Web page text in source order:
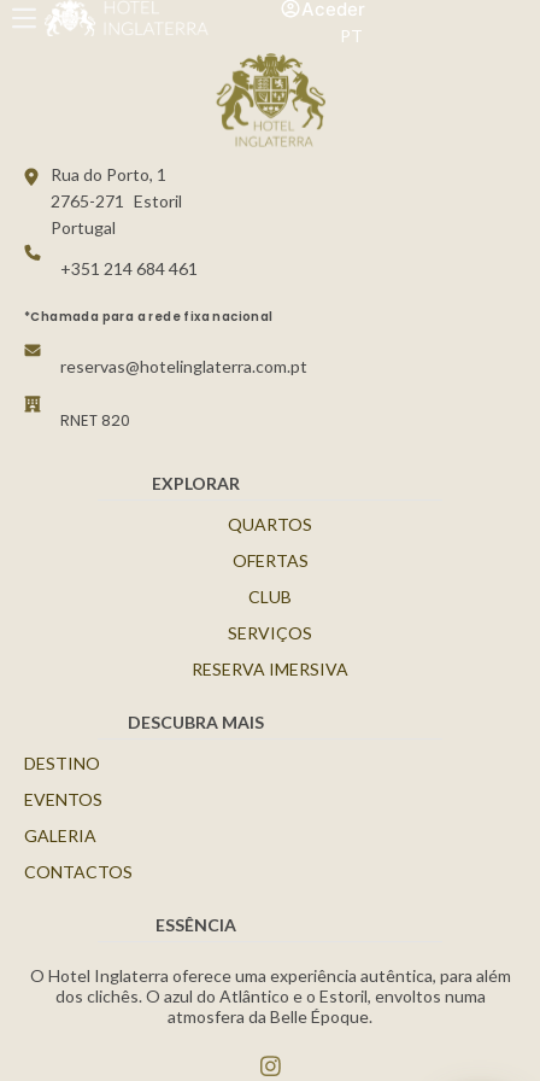
Aceder
PT
Rua do Porto, 1
2765-271
Estoril
Portugal
+351 214 684 461
*Chamada para a rede fixa nacional
reservas@hotelinglaterra.com.pt
RNET 820
EXPLORAR
QUARTOS
OFERTAS
CLUB
SERVIÇOS
RESERVA IMERSIVA
DESCUBRA MAIS
DESTINO
EVENTOS
GALERIA
CONTACTOS
ESSÊNCIA
O Hotel Inglaterra oferece uma experiência autêntica, para além
dos clichês. O azul do Atlântico e o Estoril, envoltos numa
atmosfera da Belle Époque.